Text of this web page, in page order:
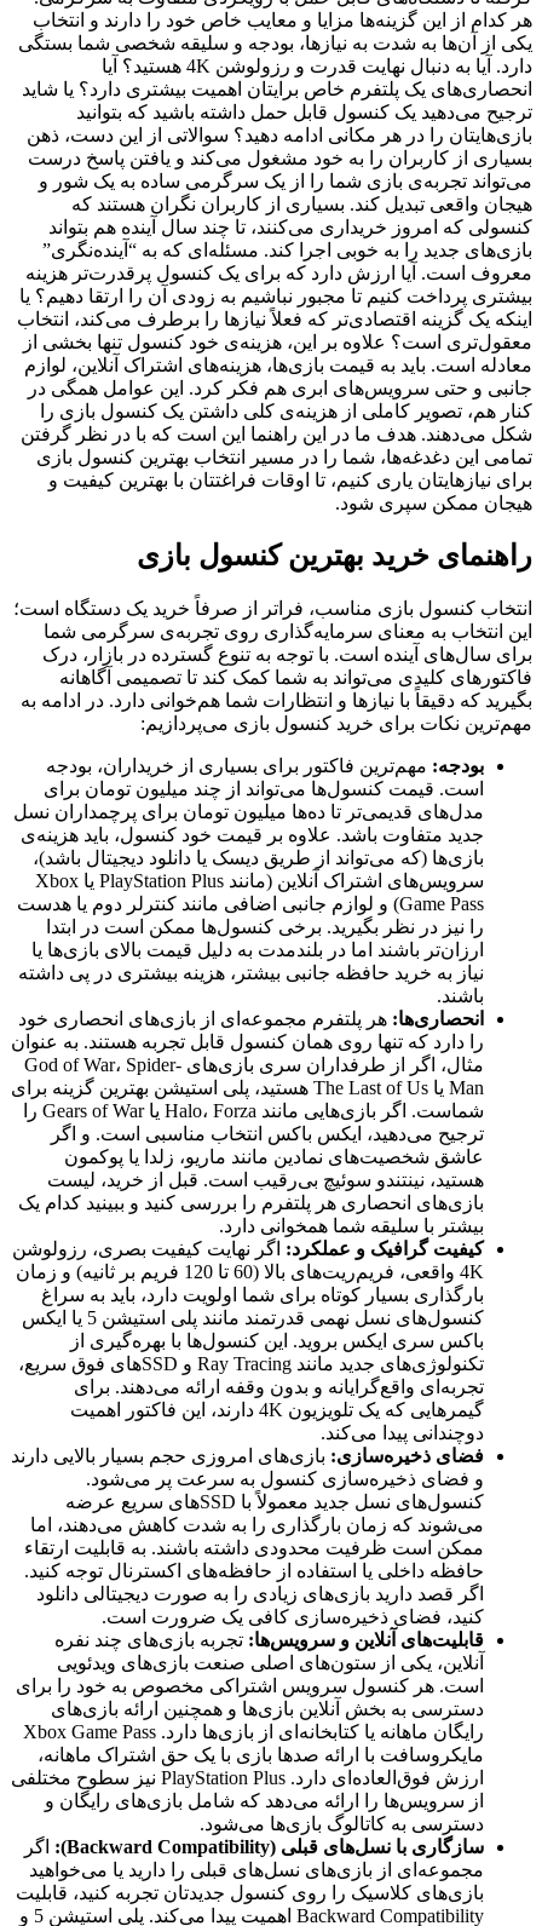
هر کدام از این گزینه‌ها مزایا و معایب خاص خود را دارند و انتخاب
یکی از آن‌ها به شدت به نیازها، بودجه و سلیقه شخصی شما بستگی
دارد. آیا به دنبال نهایت قدرت و رزولوشن 4K هستید؟ آیا
انحصاری‌های یک پلتفرم خاص برایتان اهمیت بیشتری دارد؟ یا شاید
ترجیح می‌دهید یک کنسول قابل حمل داشته باشید که بتوانید
بازی‌هایتان را در هر مکانی ادامه دهید؟ سوالاتی از این دست، ذهن
بسیاری از کاربران را به خود مشغول می‌کند و یافتن پاسخ درست
می‌تواند تجربه‌ی بازی شما را از یک سرگرمی ساده به یک شور و
هیجان واقعی تبدیل کند. بسیاری از کاربران نگران هستند که
کنسولی که امروز خریداری می‌کنند، تا چند سال آینده هم بتواند
بازی‌های جدید را به خوبی اجرا کند. مسئله‌ای که به “آینده‌نگری”
معروف است. آیا ارزش دارد که برای یک کنسول پرقدرت‌تر هزینه
بیشتری پرداخت کنیم تا مجبور نباشیم به زودی آن را ارتقا دهیم؟ یا
اینکه یک گزینه اقتصادی‌تر که فعلاً نیازها را برطرف می‌کند، انتخاب
معقول‌تری است؟ علاوه بر این، هزینه‌ی خود کنسول تنها بخشی از
معادله است. باید به قیمت بازی‌ها، هزینه‌های اشتراک آنلاین، لوازم
جانبی و حتی سرویس‌های ابری هم فکر کرد. این عوامل همگی در
کنار هم، تصویر کاملی از هزینه‌ی کلی داشتن یک کنسول بازی را
شکل می‌دهند. هدف ما در این راهنما این است که با در نظر گرفتن
تمامی این دغدغه‌ها، شما را در مسیر انتخاب بهترین کنسول بازی
برای نیازهایتان یاری کنیم، تا اوقات فراغتتان با بهترین کیفیت و
هیجان ممکن سپری شود.
راهنمای خرید بهترین کنسول بازی
انتخاب کنسول بازی مناسب، فراتر از صرفاً خرید یک دستگاه است؛
این انتخاب به معنای سرمایه‌گذاری روی تجربه‌ی سرگرمی شما
برای سال‌های آینده است. با توجه به تنوع گسترده در بازار، درک
فاکتورهای کلیدی می‌تواند به شما کمک کند تا تصمیمی آگاهانه
بگیرید که دقیقاً با نیازها و انتظارات شما هم‌خوانی دارد. در ادامه به
مهم‌ترین نکات برای خرید کنسول بازی می‌پردازیم:
بودجه: مهم‌ترین فاکتور برای بسیاری از خریداران، بودجه
است. قیمت کنسول‌ها می‌تواند از چند میلیون تومان برای
مدل‌های قدیمی‌تر تا ده‌ها میلیون تومان برای پرچمداران نسل
جدید متفاوت باشد. علاوه بر قیمت خود کنسول، باید هزینه‌ی
بازی‌ها (که می‌تواند از طریق دیسک یا دانلود دیجیتال باشد)،
سرویس‌های اشتراک آنلاین (مانند PlayStation Plus یا Xbox
Game Pass) و لوازم جانبی اضافی مانند کنترلر دوم یا هدست
را نیز در نظر بگیرید. برخی کنسول‌ها ممکن است در ابتدا
ارزان‌تر باشند اما در بلندمدت به دلیل قیمت بالای بازی‌ها یا
نیاز به خرید حافظه جانبی بیشتر، هزینه بیشتری در پی داشته
باشند.
انحصاری‌ها: هر پلتفرم مجموعه‌ای از بازی‌های انحصاری خود
را دارد که تنها روی همان کنسول قابل تجربه هستند. به عنوان
مثال، اگر از طرفداران سری بازی‌های God of War، Spider-
Man یا The Last of Us هستید، پلی استیشن بهترین گزینه برای
شماست. اگر بازی‌هایی مانند Halo، Forza یا Gears of War را
ترجیح می‌دهید، ایکس باکس انتخاب مناسبی است. و اگر
عاشق شخصیت‌های نمادین مانند ماریو، زلدا یا پوکمون
هستید، نینتندو سوئیچ بی‌رقیب است. قبل از خرید، لیست
بازی‌های انحصاری هر پلتفرم را بررسی کنید و ببینید کدام یک
بیشتر با سلیقه شما همخوانی دارد.
کیفیت گرافیک و عملکرد: اگر نهایت کیفیت بصری، رزولوشن
4K واقعی، فریم‌ریت‌های بالا (60 تا 120 فریم بر ثانیه) و زمان
بارگذاری بسیار کوتاه برای شما اولویت دارد، باید به سراغ
کنسول‌های نسل نهمی قدرتمند مانند پلی استیشن 5 یا ایکس
باکس سری ایکس بروید. این کنسول‌ها با بهره‌گیری از
تکنولوژی‌های جدید مانند Ray Tracing و SSD‌های فوق سریع،
تجربه‌ای واقع‌گرایانه و بدون وقفه ارائه می‌دهند. برای
گیمرهایی که یک تلویزیون 4K دارند، این فاکتور اهمیت
دوچندانی پیدا می‌کند.
فضای ذخیره‌سازی: بازی‌های امروزی حجم بسیار بالایی دارند
و فضای ذخیره‌سازی کنسول به سرعت پر می‌شود.
کنسول‌های نسل جدید معمولاً با SSD‌های سریع عرضه
می‌شوند که زمان بارگذاری را به شدت کاهش می‌دهند، اما
ممکن است ظرفیت محدودی داشته باشند. به قابلیت ارتقاء
حافظه داخلی یا استفاده از حافظه‌های اکسترنال توجه کنید.
اگر قصد دارید بازی‌های زیادی را به صورت دیجیتالی دانلود
کنید، فضای ذخیره‌سازی کافی یک ضرورت است.
قابلیت‌های آنلاین و سرویس‌ها: تجربه بازی‌های چند نفره
آنلاین، یکی از ستون‌های اصلی صنعت بازی‌های ویدئویی
است. هر کنسول سرویس اشتراکی مخصوص به خود را برای
دسترسی به بخش آنلاین بازی‌ها و همچنین ارائه بازی‌های
رایگان ماهانه یا کتابخانه‌ای از بازی‌ها دارد. Xbox Game Pass
مایکروسافت با ارائه صدها بازی با یک حق اشتراک ماهانه،
ارزش فوق‌العاده‌ای دارد. PlayStation Plus نیز سطوح مختلفی
از سرویس‌ها را ارائه می‌دهد که شامل بازی‌های رایگان و
دسترسی به کاتالوگ بازی‌ها می‌شود.
سازگاری با نسل‌های قبلی (Backward Compatibility):
اگر
مجموعه‌ای از بازی‌های نسل‌های قبلی را دارید یا می‌خواهید
بازی‌های کلاسیک را روی کنسول جدیدتان تجربه کنید، قابلیت
Backward Compatibility اهمیت پیدا می‌کند. پلی استیشن 5 و